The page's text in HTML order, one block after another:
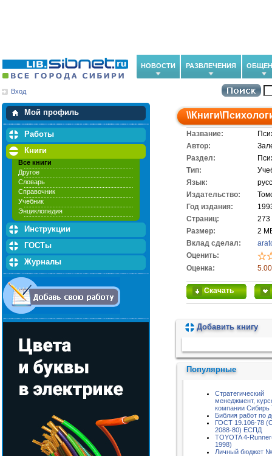
НОВОСТИ РАЗВЛЕЧЕНИЯ
Вход
Мой профиль
Мои закладки
Работы
Книги
Все книги
Другое
Словарь
Справочник
Учебник
Энциклопедия
Инструкции
ГОСТы
Журналы
\\Книги\
Название:
Автор:
Раздел:
Тип:
Язык:
Издательство:
Год издания:
Cтраниц:
273
Размер:
2
Вклад сделал:
Оценить:
Оценка:
Скачать
Добавить книгу
Популярные
Стратегический
менеджмент,
компании Сибирь
Библия работ по
ГОСТ 19.106-78
2088-80) ЕСПД
TOYOTA 4-
1998)
Личный бюджет